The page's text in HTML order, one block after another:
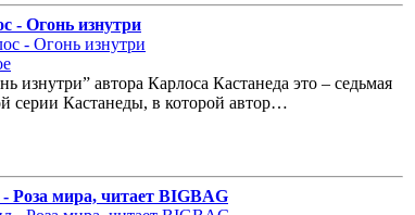
- Огонь изнутри
изнутри” автора Карлоса Кастанеда это – седьмая
серии Кастанеды, в которой автор…
Роза мира, читает BIGBAG